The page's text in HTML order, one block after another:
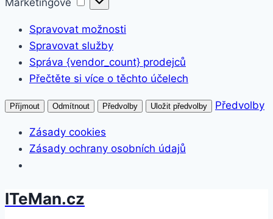
Marketingové
Spravovat možnosti
Spravovat služby
Správa {vendor_count} prodejců
Přečtěte si více o těchto účelech
Příjmout Odmítnout Předvolby Uložit předvolby Předvolby
Zásady cookies
Zásady ochrany osobních údajů
Přeskočit
ITeMan.cz